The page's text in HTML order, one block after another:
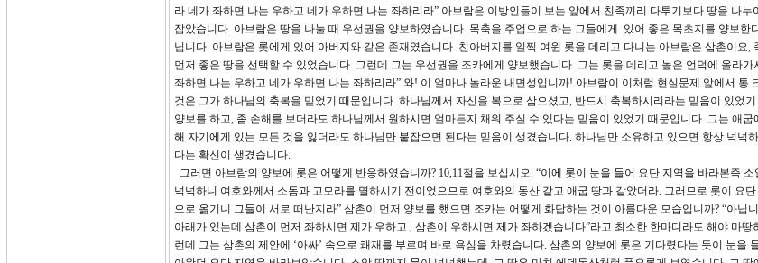
라 네가 좌하면 나는 우하고 네가 우하면 나는 좌하리라” 아브람은 이방인들이 보는 앞에서 친족끼리 다투기보다 땅을 나누
잡았습니다. 아브람은 땅을 나눌 때 우선권을 양보하였습니다. 목축을 주업으로 하는 그들에게 있어 좋은 목초지를 양보한
닙니다. 아브람은 롯에게 있어 아버지와 같은 존재였습니다. 친아버지를 일찍 여윈 롯을 데리고 다니는 아브람은 삼촌이요,
먼저 좋은 땅을 선택할 수 있었습니다. 그런데 그는 우선권을 조카에게 양보했습니다. 그는 롯을 데리고 높은 언덕에 올라가
좌하면 나는 우하고 네가 우하면 나는 좌하리라” 와! 이 얼마나 놀라운 내면성입니까! 아브람이 이처럼 현실문제 앞에서 통
것은 그가 하나님의 축복을 믿었기 때문입니다. 하나님께서 자신을 복으로 삼으셨고, 반드시 축복하시리라는 믿음이 있었기
양보를 하고, 좀 손해를 보더라도 하나님께서 원하시면 얼마든지 채워 주실 수 있다는 믿음이 있었기 때문입니다. 그는 애굽
해 자기에게 있는 모든 것을 잃더라도 하나님만 붙잡으면 된다는 믿음이 생겼습니다. 하나님만 소유하고 있으면 항상 넉넉
다는 확신이 생겼습니다.
그러면 아브람의 양보에 롯은 어떻게 반응하였습니까? 10,11절을 보십시오. “이에 롯이 눈을 들어 요단 지역을 바라본즉 소
넉넉하니 여호와께서 소돔과 고모라를 멸하시기 전이었으므로 여호와의 동산 같고 애굽 땅과 같았더라. 그러므로 롯이 요
으로 옮기니 그들이 서로 떠난지라” 삼촌이 먼저 양보를 했으면 조카는 어떻게 화답하는 것이 아름다운 모습입니까? “아닙
아래가 있는데 삼촌이 먼저 좌하시면 제가 우하고 , 삼촌이 우하시면 제가 좌하겠습니다”라고 최소한 한마디라도 해야 마땅
런데 그는 삼촌의 제안에 ‘아싸’ 속으로 쾌재를 부르며 바로 욕심을 차렸습니다. 삼촌의 양보에 롯은 기다렸다는 듯이 눈을